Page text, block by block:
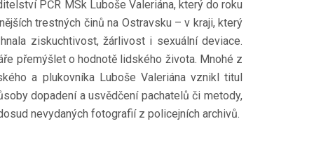
PČR MSk Luboše Valeriána, který do roku
trestných činů na Ostravsku – v kraji, který
ziskuchtivost, žárlivost i sexuální deviace.
přemýšlet o hodnotě lidského života. Mnohé z
a plukovníka Luboše Valeriána vznikl titul
dopadení a usvědčení pachatelů či metody,
nevydaných fotografií z policejních archivů.